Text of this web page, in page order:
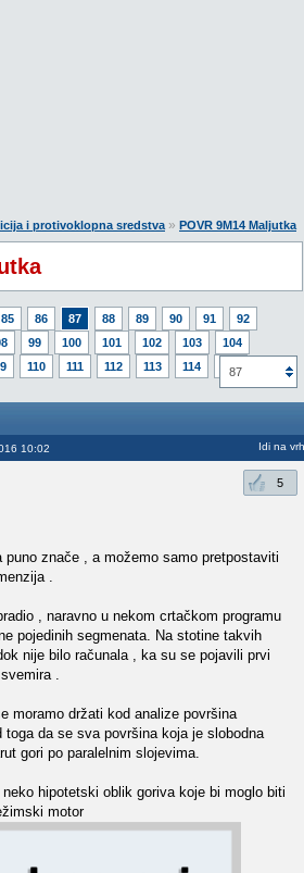
i protivoklopna sredstva» POVR 9M14 Maljutka
85 86 87 88 89 90 91
92
99 100 101 102 103
104
110 111 112 113 114
115
87
10:02 Idi na vrh
5
znače , a možemo samo pretpostaviti
.
, naravno u nekom crtačkom programu
pojedinih segmenata. Na stotine takvih
nije bilo računala , ka su se pojavili prvi
.
moramo držati kod analize površina
toga da se sva površina koja je slobodna
gori po paralelnim slojevima.
hipotetski oblik goriva koje bi moglo biti
motor